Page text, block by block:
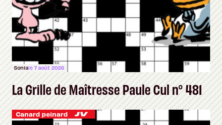
Soniale 7 août 2026
La Grille de Maîtresse Paule Cul n° 481
Canard peinard